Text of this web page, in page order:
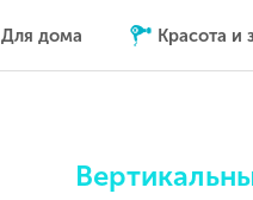
Для дома Красота и